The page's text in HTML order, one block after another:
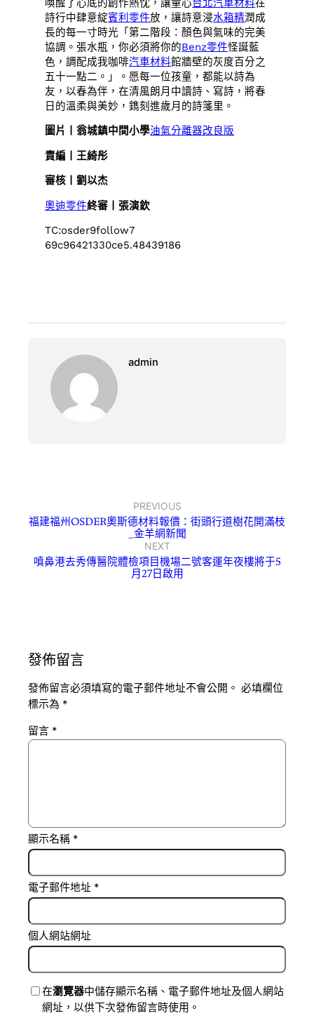
詩行中肆意綻賓利零件放，讓詩意浸水箱精潤成
長的每一寸時光「第二階段：顏色與氣味的完美
協調。張水瓶，你必須將你的Benz零件怪誕藍
色，調配成我咖啡汽車材料館牆壁的灰度百分之
五十一點二。」。愿每一位孩童，都能以詩為
友，以春為伴，在清風朗月中讀詩、寫詩，將春
日的溫柔與美妙，鐫刻進歲月的詩箋里。
圖片丨翁城鎮中間小學油氣分離器改良版
責編丨王綺彤
審核丨劉以杰
奧迪零件終審丨張演欽
TC:osder9follow7
69c96421330ce5.48439186
admin
PREVIOUS
福建福州OSDER奧斯德材料報價：街頭行道樹花開滿枝
_金羊網新聞
NEXT
噴鼻港去秀傳醫院體檢項目機場二號客運年夜樓將于5
月27日啟用
發佈留言
發佈留言必須填寫的電子郵件地址不會公開。 必填欄位
標示為 *
留言 *
顯示名稱 *
電子郵件地址 *
個人網站網址
在瀏覽器中儲存顯示名稱、電子郵件地址及個人網站
網址，以供下次發佈留言時使用。